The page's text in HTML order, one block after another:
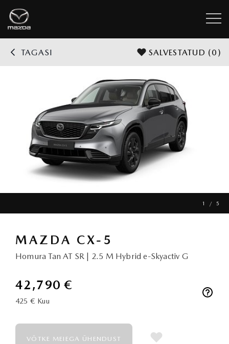
TAGASI SALVESTATUD (0)
MAZDA CX-5
Homura Tan AT SR | 2.5 M Hybrid e-Skyactiv G
42,790 €
425 € Kuu
VÕTKE MEIEGA ÜHENDUST
1 / 5